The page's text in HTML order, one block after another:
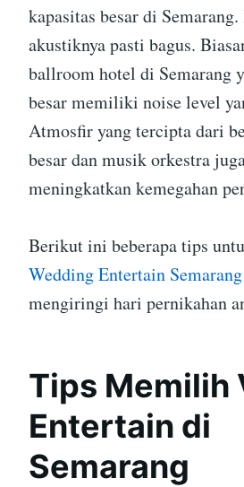
kapasitas besar di
akustiknya pasti bagus.
ballroom hotel di Semarang
besar memiliki noise level
Atmosfir yang tercipta dari
besar dan musik orkestra
meningkatkan kemegahan
Berikut ini beberapa tips
Wedding Entertain Semarang
mengiringi hari pernikahan
Tips Memilih
Entertain di
Semarang